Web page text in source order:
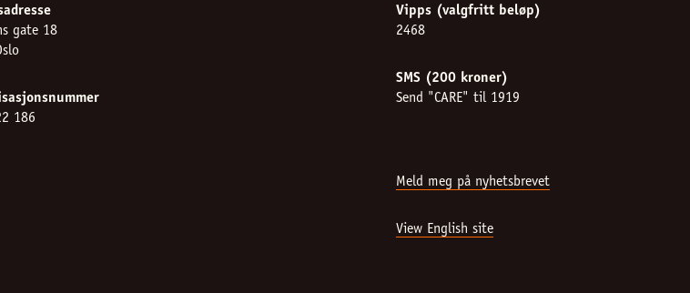
gate 18
186
Vipps (valgfritt beløp)
2468
SMS (200 kroner)
Send "CARE" til 1919
Meld meg på nyhetsbrevet
View English site